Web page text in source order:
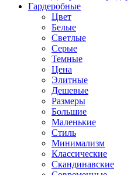
Гардеробные
Цвет
Белые
Светлые
Серые
Темные
Цена
Элитные
Дешевые
Размеры
Большие
Маленькие
Стиль
Минимализм
Классические
Скандинавские